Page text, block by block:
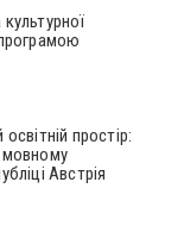
простір:
мовному
Австрія